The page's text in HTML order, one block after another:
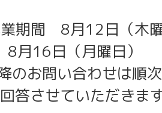
期間 8月12日（木
8月16日（月曜日）
のお問い合わせは順
答させていただきま